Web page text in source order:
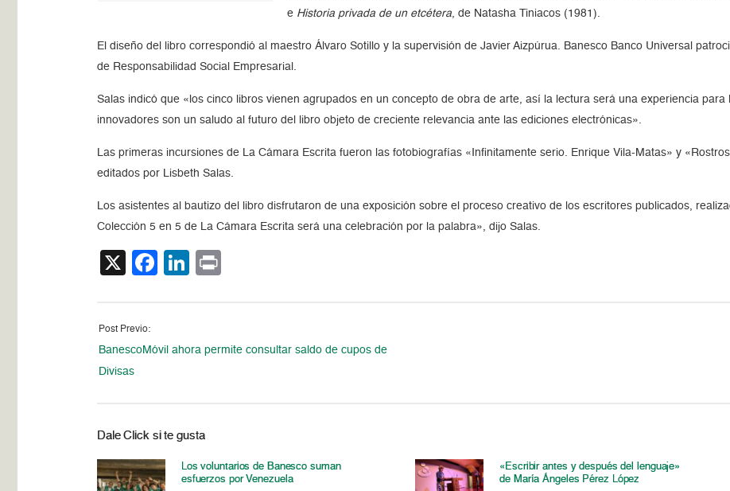
e Historia privada de un etcétera, de Natasha Tiniacos (1981).
El diseño del libro correspondió al maestro Álvaro Sotillo y la supervisión de Javier Aizpúrua. Banesco Banco Universal
de Responsabilidad Social Empresarial.
Salas indicó que «los cinco libros vienen agrupados en un concepto de obra de arte, así la lectura será una experiencia
innovadores son un saludo al futuro del libro objeto de creciente relevancia ante las ediciones electrónicas».
Las primeras incursiones de La Cámara Escrita fueron las fotobiografías «Infinitamente serio. Enrique Vila-Matas» y
editados por Lisbeth Salas.
Los asistentes al bautizo del libro disfrutaron de una exposición sobre el proceso creativo de los escritores publicados,
Colección 5 en 5 de La Cámara Escrita será una celebración por la palabra», dijo Salas.
X Facebook
LinkedIn
Post Previo:
BanescoMóvil ahora permite consultar saldo de cupos de
Divisas
Dale Click si te gusta
Los voluntarios de Banesco suman
esfuerzos por Venezuela
«Escribir antes y después del lenguaje»
de María Ángeles Pérez López